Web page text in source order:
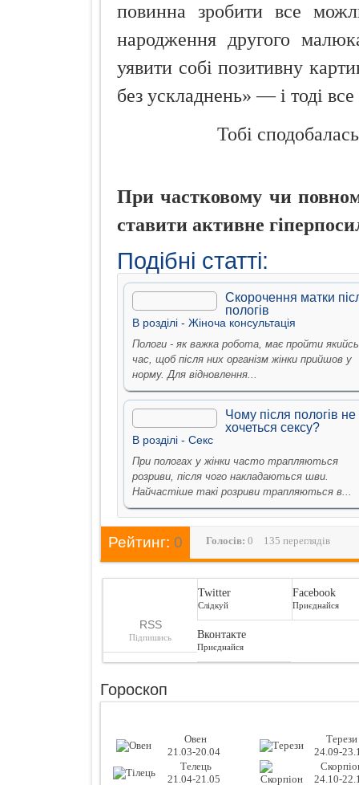
повинна зробити все
народження другого
уявити собі позитивну
без ускладнень» — і тоді
Тобі
При частковому чи
ставити активне
Подібні статті:
Скорочення матки
пологів
В рoздiлi - Жiноча консультацiя
Пологи - як важка робота, має пройти якийсь
час, щоб після них організм жінки прийшов у
норму. Для відновлення...
Чому після пологів не
хочеться сексу?
В рoздiлi - Секс
При пологах у жінки часто трапляються
розриви, після чого накладаються шви.
Найчастіше такі розриви трапляються в...
Рейтинг: 0 Голосiв: 0 135 переглядів
RSS
Підпишись
Twitter
Слідкуй
Facebook
Приєднайся
Вконтакте
Приєднайся
Гороскоп
Овен
21.03-20.04
Терези
24.09-
Телець
21.04-21.05
24.10-